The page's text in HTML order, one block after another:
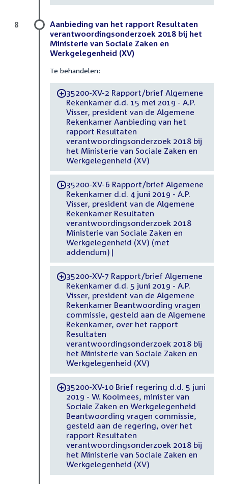
Aanbieding van het rapport Resultaten
verantwoordingsonderzoek 2018 bij het
Ministerie van Sociale Zaken en
Werkgelegenheid (XV)
Te behandelen:
-35200-XV-2 Rapport/brief Algemene
Rekenkamer d.d. 15 mei 2019 - A.P.
Visser, president van de Algemene
Rekenkamer Aanbieding van het
rapport Resultaten
verantwoordingsonderzoek 2018 bij
het Ministerie van Sociale Zaken en
Werkgelegenheid (XV)
-35200-XV-6 Rapport/brief Algemene
Rekenkamer d.d. 4 juni 2019 - A.P.
Visser, president van de Algemene
Rekenkamer Resultaten
verantwoordingsonderzoek 2018
Ministerie van Sociale Zaken en
Werkgelegenheid (XV) (met
addendum)|
-35200-XV-7 Rapport/brief Algemene
Rekenkamer d.d. 5 juni 2019 - A.P.
Visser, president van de Algemene
Rekenkamer Beantwoording vragen
commissie, gesteld aan de Algemene
Rekenkamer, over het rapport
Resultaten
verantwoordingsonderzoek 2018 bij
het Ministerie van Sociale Zaken en
Werkgelegenheid (XV)
-35200-XV-10 Brief regering d.d. 5 juni
2019 - W. Koolmees, minister van
Sociale Zaken en Werkgelegenheid
Beantwoording vragen commissie,
gesteld aan de regering, over het
rapport Resultaten
verantwoordingsonderzoek 2018 bij
het Ministerie van Sociale Zaken en
Werkgelegenheid (XV)
8